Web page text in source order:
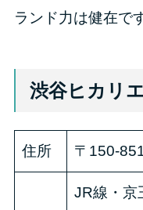
ランド力は健在で
渋谷ヒカリ
住所 〒150-
JR線・京